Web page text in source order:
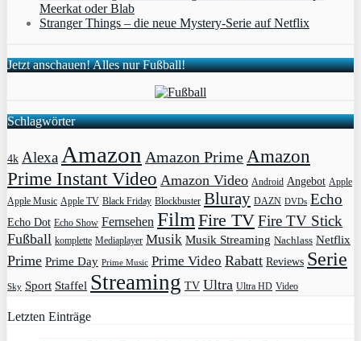
Meerkat oder Blab
Stranger Things – die neue Mystery-Serie auf Netflix
Jetzt anschauen! Alles nur Fußball!
Schlagwörter
4k Alexa Amazon Amazon PrimeAmazon
Prime Instant Video Amazon Video Android Angebot Apple
Apple Music Apple TV Black Friday Blockbuster Bluray DAZN DVDs Echo
Echo Dot Echo Show Fernsehen Film Fire TVFire TV Stick
Fußball komplette Mediaplayer Musik Musik Streaming Nachlass Netflix
Prime Prime Day Prime Music Prime Video Rabatt Reviews Serie
Sky Sport Staffel Streaming TV Ultra Ultra HD Video
Letzten Einträge